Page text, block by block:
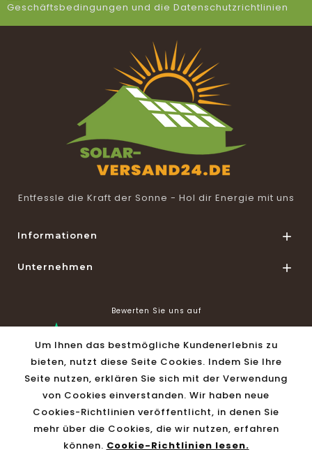
Geschäftsbedingungen und die Datenschutzrichtlinien
Entfessle die Kraft der Sonne - Hol dir Energie mit uns
Informationen 
Unternehmen 
Bewerten Sie uns auf
Shop Informationen
Um Ihnen das bestmögliche Kundenerlebnis zu
bieten, nutzt diese Seite Cookies. Indem Sie Ihre
Seite nutzen, erklären Sie sich mit der Verwendung
von Cookies einverstanden. Wir haben neue
Cookies-Richtlinien veröffentlicht, in denen Sie
mehr über die Cookies, die wir nutzen, erfahren
können. Cookie-Richtlinien lesen.